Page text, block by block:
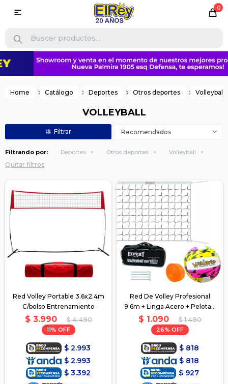
0

Home Catálogo Deportes Otros deportes Volleyball
VOLLEYBALL
Recomendados
Filtrando por: Deportes Otros deportes Volleyball
Quitar filtros
Red Volley Portable 3.6x2.4m
C/bolso Entrenamiento
$ 3.990 $ 4.490
11
$ 2.993
$ 2.993
$ 3.392
Red De Volley Profesional
9.6m + Linga Acero + Pelota -
2
$ 1.090 $ 1.490
26
$ 818
$ 818
$ 927